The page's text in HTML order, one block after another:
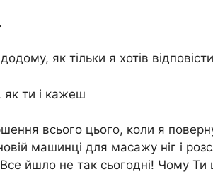
як тільки я хотів
як ти і кажеш
всього цього, коли я
машинці для масажу ніг і
йшло не так сьогодні! Чому Ти